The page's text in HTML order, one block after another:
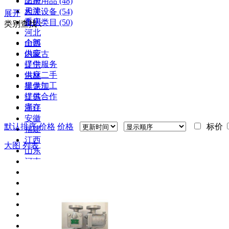
相关设备 (54)
备用类目 (50)
天津
重庆
河北
山西
内蒙古
辽宁
吉林
黑龙江
江苏
浙江
安徽
福建
江西
山东
河南
展开
类别查找：
全部
供应
提供服务
供应二手
提供加工
提供合作
库存
默认排序 价格 价格 标价
大图 列表